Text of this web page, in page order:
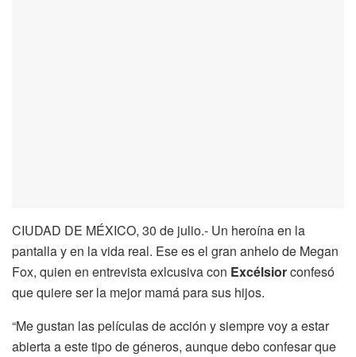
CIUDAD DE MÉXICO, 30 de julio.- Un heroína en la
pantalla y en la vida real. Ese es el gran anhelo de Megan
Fox, quien en entrevista exlcusiva con Excélsiorconfesó
que quiere ser la mejor mamá para sus hijos.
“Me gustan las películas de acción y siempre voy a estar
abierta a este tipo de géneros, aunque debo confesar que